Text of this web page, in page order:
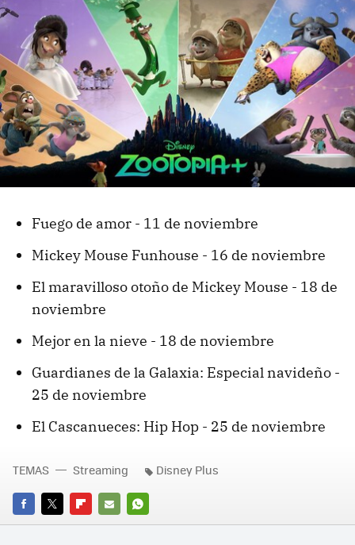
Fuego de amor - 11 de noviembre
Mickey Mouse Funhouse - 16 de noviembre
El maravilloso otoño de Mickey Mouse - 18 de
noviembre
Mejor en la nieve - 18 de noviembre
Guardianes de la Galaxia: Especial navideño -
25 de noviembre
El Cascanueces: Hip Hop - 25 de noviembre
FACEBOOK
TWITTERFLIPBOARD
E-
WHATSAPP
TEMAS Streaming Disney Plus